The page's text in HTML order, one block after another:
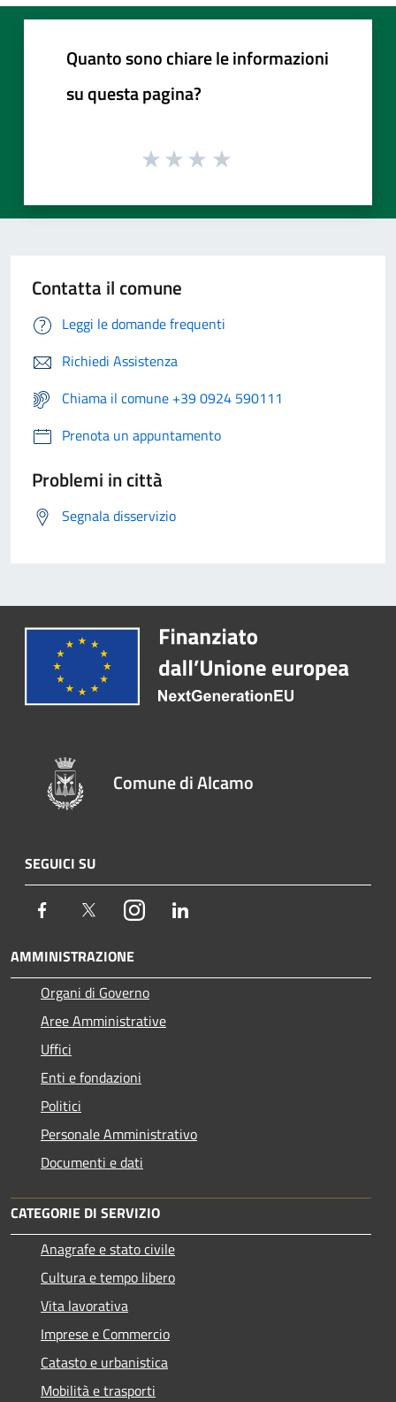
Quanto sono chiare le informazioni
su questa pagina?
Contatta il comune
Leggi le domande frequenti
Richiedi Assistenza
Chiama il comune +39 0924 590111
Prenota un appuntamento
Problemi in città
Segnala disservizio
Comune di Alcamo
SEGUICI SU
Facebook TwitterInstagram
AMMINISTRAZIONE
Organi di Governo
Aree Amministrative
Uffici
Enti e fondazioni
Politici
Personale Amministrativo
Documenti e dati
CATEGORIE DI SERVIZIO
Anagrafe e stato civile
Cultura e tempo libero
Vita lavorativa
Imprese e Commercio
Catasto e urbanistica
Mobilità e trasporti